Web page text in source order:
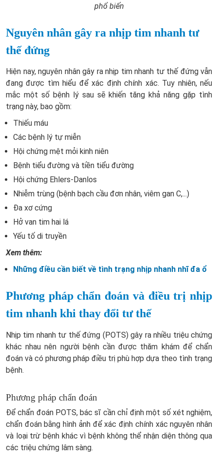
phổ biến
Nguyên nhân gây ra nhịp tim nhanh tư
thế đứng
Hiện nay, nguyên nhân gây ra nhịp tim nhanh tư thế đứng vẫn
đang được tìm hiểu để xác định chính xác. Tuy nhiên, nếu
mắc một số bệnh lý sau sẽ khiến tăng khả năng gặp tình
trạng này, bao gồm:
Thiếu máu
Các bệnh lý tự miễn
Hội chứng mệt mỏi kinh niên
Bệnh tiểu đường và tiền tiểu đường
Hội chứng Ehlers-Danlos
Nhiễm trùng (bệnh bạch cầu đơn nhân, viêm gan C,...)
Đa xơ cứng
Hở van tim hai lá
Yếu tố di truyền
Xem thêm:
Những điều cần biết về tình trạng nhịp nhanh nhĩ đa ổ
Phương pháp chẩn đoán và điều trị nhịp
tim nhanh khi thay đổi tư thế
Nhịp tim nhanh tư thế đứng (POTS) gây ra nhiều triệu chứng
khác nhau nên người bệnh cần được thăm khám để chẩn
đoán và có phương pháp điều trị phù hợp dựa theo tình trạng
bệnh.
Phương pháp chẩn đoán
Để chẩn đoán POTS, bác sĩ cần chỉ định một số xét nghiệm,
chẩn đoán bằng hình ảnh để xác định chính xác nguyên nhân
và loại trừ bệnh khác vì bệnh không thể nhận diện thông qua
các triệu chứng lâm sàng.